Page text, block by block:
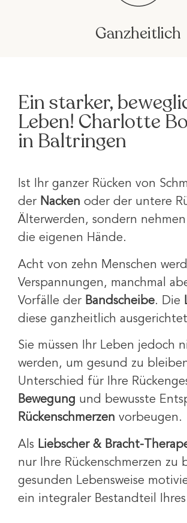
Ganzheitlich
Ein starker,
Leben! Charlotte
in Baltringen
Ist Ihr ganzer Rücken von
der Nacken oder der untere
Älterwerden, sondern
die eigenen Hände.
Acht von zehn Menschen
Verspannungen, manchmal
Vorfälle der Bandscheibe. Die
diese ganzheitlich
Sie müssen Ihr Leben jedoch
werden, um gesund zu
Unterschied für Ihre
Bewegung und bewusste
Rückenschmerzen vorbeugen.
Als Liebscher & Bracht-
nur Ihre Rückenschmerzen
gesunden Lebensweise
ein integraler Bestandteil Ihres